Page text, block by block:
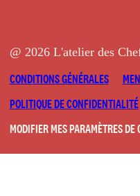
@ 2026 L'atelier des
CONDITIONS GÉNÉRALES
POLITIQUE DE CONFIDENTIALITÉ
MODIFIER MES PARAMÈTRES